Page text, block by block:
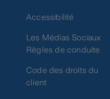
Accessibilité
Les Médias Sociaux
Règles de conduite
Code des droits du
client